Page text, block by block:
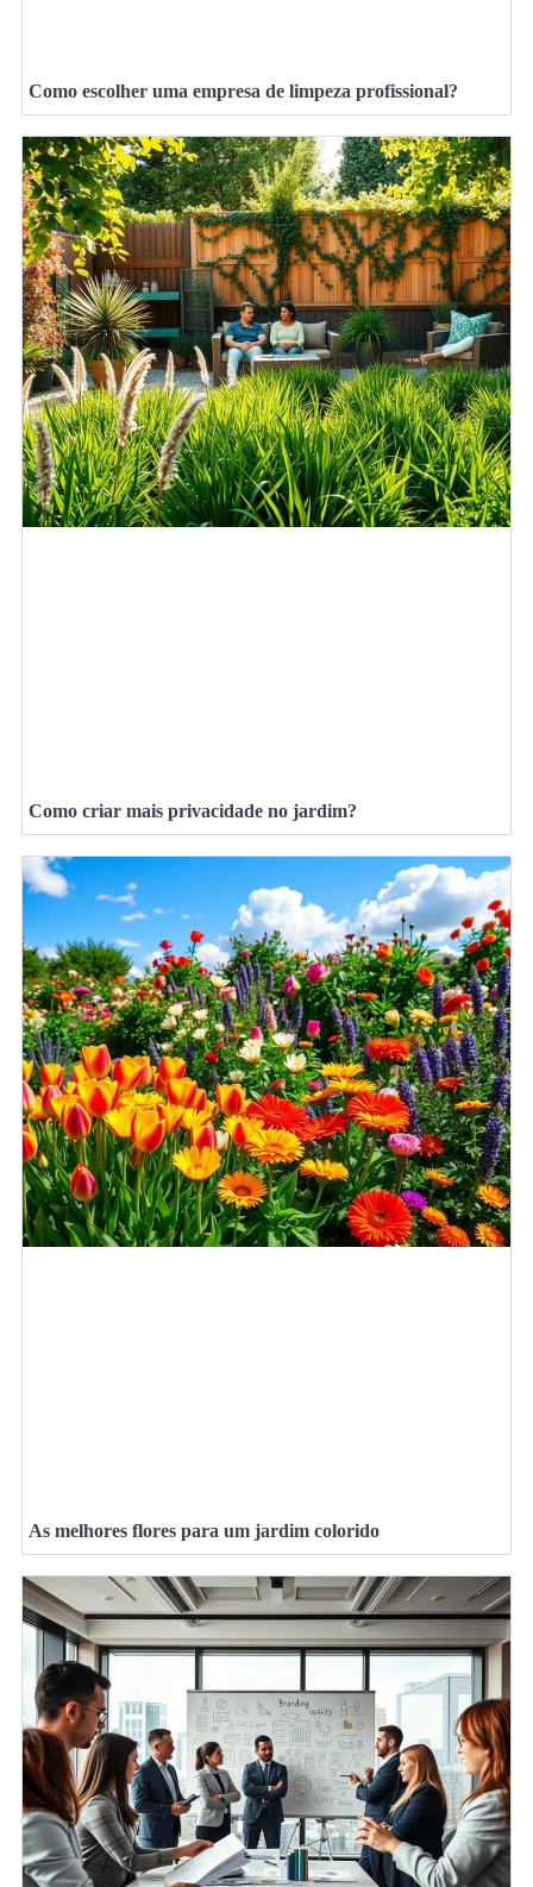
Como escolher uma empresa de limpeza profissional?
Como criar mais privacidade no jardim?
As melhores flores para um jardim colorido